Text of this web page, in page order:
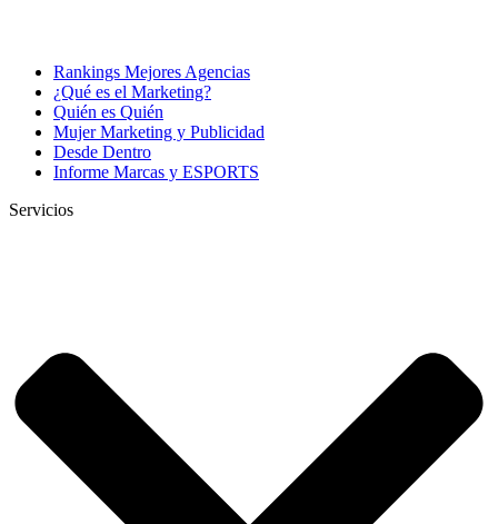
Rankings Mejores Agencias
¿Qué es el Marketing?
Quién es Quién
Mujer Marketing y Publicidad
Desde Dentro
Informe Marcas y ESPORTS
Servicios